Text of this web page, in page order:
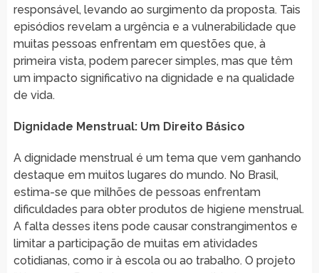
responsável, levando ao surgimento da proposta. Tais
episódios revelam a urgência e a vulnerabilidade que
muitas pessoas enfrentam em questões que, à
primeira vista, podem parecer simples, mas que têm
um impacto significativo na dignidade e na qualidade
de vida.
Dignidade Menstrual: Um Direito Básico
A dignidade menstrual é um tema que vem ganhando
destaque em muitos lugares do mundo. No Brasil,
estima-se que milhões de pessoas enfrentam
dificuldades para obter produtos de higiene menstrual.
A falta desses itens pode causar constrangimentos e
limitar a participação de muitas em atividades
cotidianas, como ir à escola ou ao trabalho. O projeto